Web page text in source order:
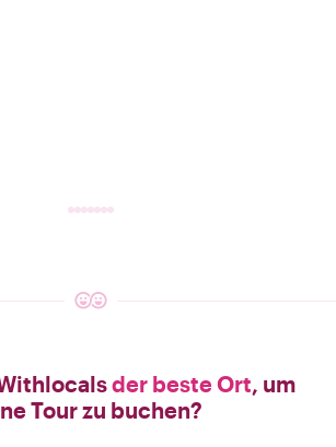
der beste Ort, um
Tour zu buchen?